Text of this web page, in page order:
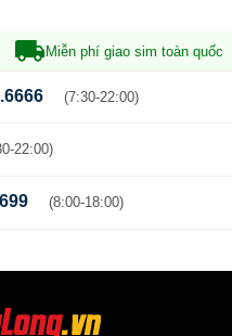
Miễn phí giao sim toàn quốc
(7:30-22:00)
22:00)
(8:00-18:00)